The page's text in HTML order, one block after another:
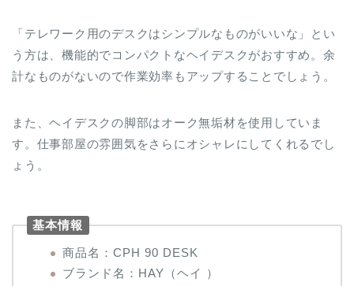
「テレワーク用のデスクはシンプルなものがいいな」とい
う方は、機能的でコンパクトなヘイデスクがおすすめ。余
計なものがないので作業効率もアップすることでしょう。
また、ヘイデスクの脚部はオーク無垢材を使用していま
す。仕事部屋の雰囲気をさらにオシャレにしてくれるでし
ょう。
基本情報
商品名：CPH 90 DESK
ブランド名：HAY（ヘイ ）